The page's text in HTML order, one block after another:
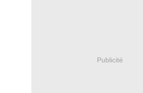
Publicité